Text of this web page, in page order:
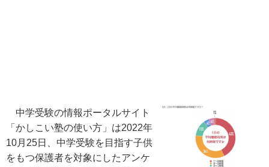
中学受験の情報ポータルサイト
「かしこい塾の使い方」は2022年
10月25日、中学受験を目指す子供
をもつ保護者を対象にしたアンケ